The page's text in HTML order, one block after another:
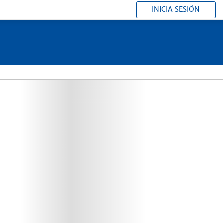
INICIA SESIÓN